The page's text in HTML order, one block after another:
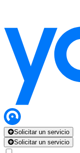
Solicitar un servicio
Solicitar un servicio